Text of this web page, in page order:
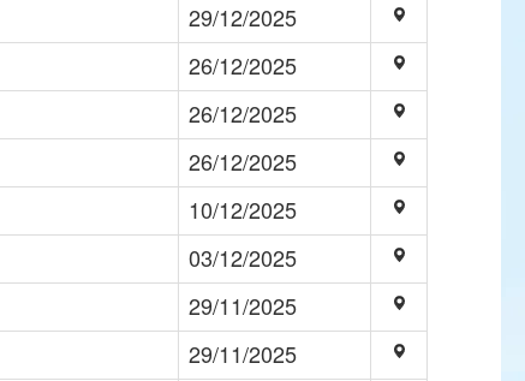
29/12/2025
26/12/2025
26/12/2025
26/12/2025
10/12/2025
03/12/2025
29/11/2025
29/11/2025